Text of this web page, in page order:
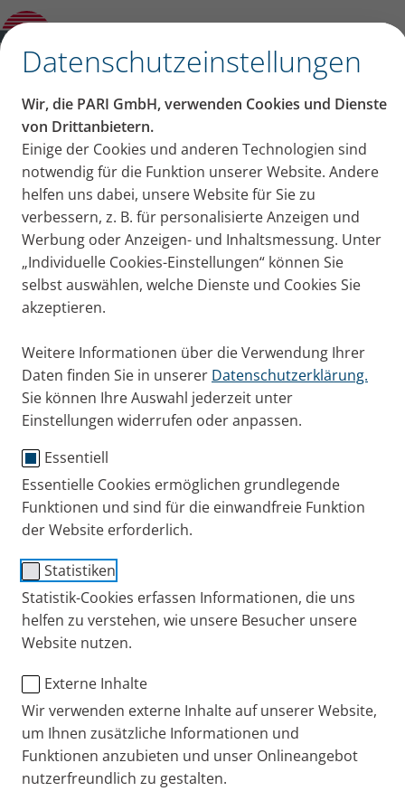
Datenschutzeinstellungen
Wir, die PARI GmbH, verwenden Cookies und Dienste
von Drittanbietern.
Einige der Cookies und anderen Technologien sind
notwendig für die Funktion unserer Website. Andere
helfen uns dabei, unsere Website für Sie zu
verbessern, z. B. für personalisierte Anzeigen und
Werbung oder Anzeigen- und Inhaltsmessung. Unter
„Individuelle Cookies-Einstellungen“ können Sie
selbst auswählen, welche Dienste und Cookies Sie
akzeptieren.
Weitere Informationen über die Verwendung Ihrer
Daten finden Sie in unserer Datenschutzerklärung.
Sie können Ihre Auswahl jederzeit unter
Einstellungen widerrufen oder anpassen.
Essentiell
Essentielle Cookies ermöglichen grundlegende
Funktionen und sind für die einwandfreie Funktion
der Website erforderlich.
Statistiken
Statistik-Cookies erfassen Informationen, die uns
helfen zu verstehen, wie unsere Besucher unsere
Website nutzen.
Externe Inhalte
Wir verwenden externe Inhalte auf unserer Website,
um Ihnen zusätzliche Informationen und
Funktionen anzubieten und unser Onlineangebot
nutzerfreundlich zu gestalten.
Schwangerschaft von Hebamme Maren
Leerhoff
Tipps für die
Erkältungszeit in der
Schwangerschaft von
Hebamme Maren
Leerhoff
Nötigste nehmen, wenn man krank ist. Denn man
denkt stets für eine Person mehr mit. Da braucht es
gute Alternativen, die nebenwirkungsarm und
effektiv sind. Hier finden Sie Tipps von der
Hebamme.
Publiziert
Do. 15. Februar 2024
Eltern + Kind Erkältung + Husten
Inhalt auf dieser Seite
Tipp 1: Frische Luft und Bewegung
Tipp 2: Inhalieren von isotoner Salzlösung
Tipp 3: Über Medikamente informieren
Tipp 4: Gesunde und ausgewogene
Ernährung
In der Schwangerschaft möchte man nur das
Nötigste nehmen, wenn man krank ist. Denn man